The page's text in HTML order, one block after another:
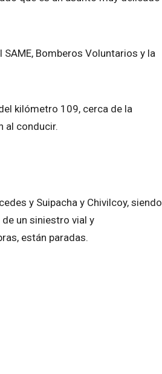
Bomberos Voluntarios y la
kilómetro 109, cerca de la
al conducir.
y Suipacha y Chivilcoy, siendo
un siniestro vial y
están paradas.